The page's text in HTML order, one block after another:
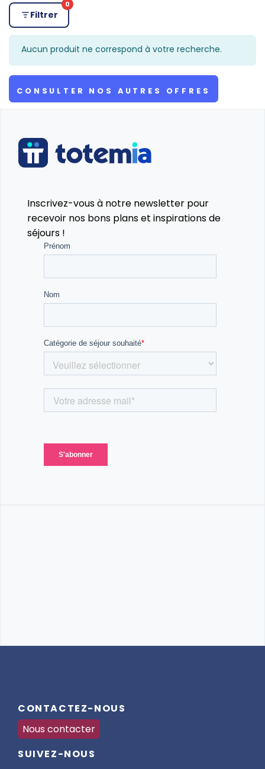
Filtrer
0
Aucun produit ne correspond à votre recherche.
CONSULTER NOS AUTRES OFFRES
Inscrivez-vous à notre newsletter pour
recevoir nos bons plans et inspirations de
séjours !
CONTACTEZ-NOUS
Nous contacter
SUIVEZ-NOUS